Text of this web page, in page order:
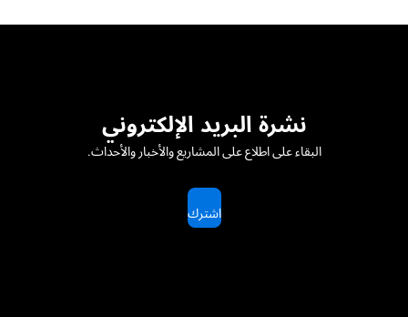
نشرة البريد الإلكتروني
البقاء على اطلاع على المشاريع والأخبار والأحداث.
اشترك